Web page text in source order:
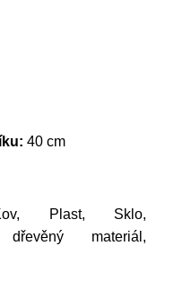
40 cm
Plast, Sklo,
dřevěný materiál,